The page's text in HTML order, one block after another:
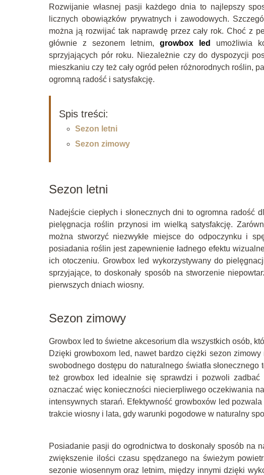
Rozwijanie własnej pasji każdego dnia to najlepszy
licznych obowiązków prywatnych i zawodowych.
można ją rozwijać tak naprawdę przez cały rok. Choć z
głównie z sezonem letnim,growbox led
umożliwia
sprzyjających pór roku. Niezależnie czy do dyspozycji
mieszkaniu czy też cały ogród pełen różnorodnych roślin,
ogromną radość i satysfakcję.
Spis treści:
Sezon letni
Sezon zimowy
Sezon letni
Nadejście ciepłych i słonecznych dni to ogromna radość
pielęgnacja roślin przynosi im wielką satysfakcję.
można stworzyć niezwykłe miejsce do odpoczynku i
posiadania roślin jest zapewnienie ładnego efektu
ich otoczeniu. Growbox led wykorzystywany do
sprzyjające, to doskonały sposób na stworzenie
pierwszych dniach wiosny.
Sezon zimowy
Growbox led to świetne akcesorium dla wszystkich osób,
Dzięki growboxom led, nawet bardzo ciężki sezon
swobodnego dostępu do naturalnego światła
też growbox led idealnie się sprawdzi i pozwoli
oznaczać więc konieczności niecierpliwego oczekiwania
intensywnych starań. Efektywność growboxów led
trakcie wiosny i lata, gdy warunki pogodowe w naturalny
Posiadanie pasji do ogrodnictwa to doskonały sposób na
zwiększenie ilości czasu spędzanego na świeżym
sezonie wiosennym oraz letnim, między innymi dzięki